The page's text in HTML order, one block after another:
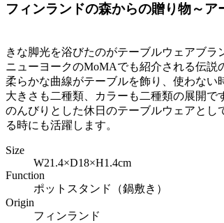
フィンランドの森からの贈り物～
きな脚光を浴びたのがテーブルウェアブ
ニューヨークのMoMAでも紹介される伝説
柔らかな曲線がテーブルを飾り、使わない
大きさも二種類、カラーも二種類の展開で
のんびりとした休日のテーブルウェアと
る時にも活躍します。
Size
W21.4×D18×H1.4cm
Function
ポットスタンド（鍋敷き）
Origin
フィンランド